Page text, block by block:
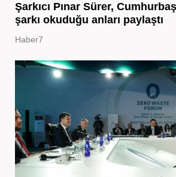
Şarkıcı Pınar Sürer,
şarkı okuduğu anları paylaştı
Haber7